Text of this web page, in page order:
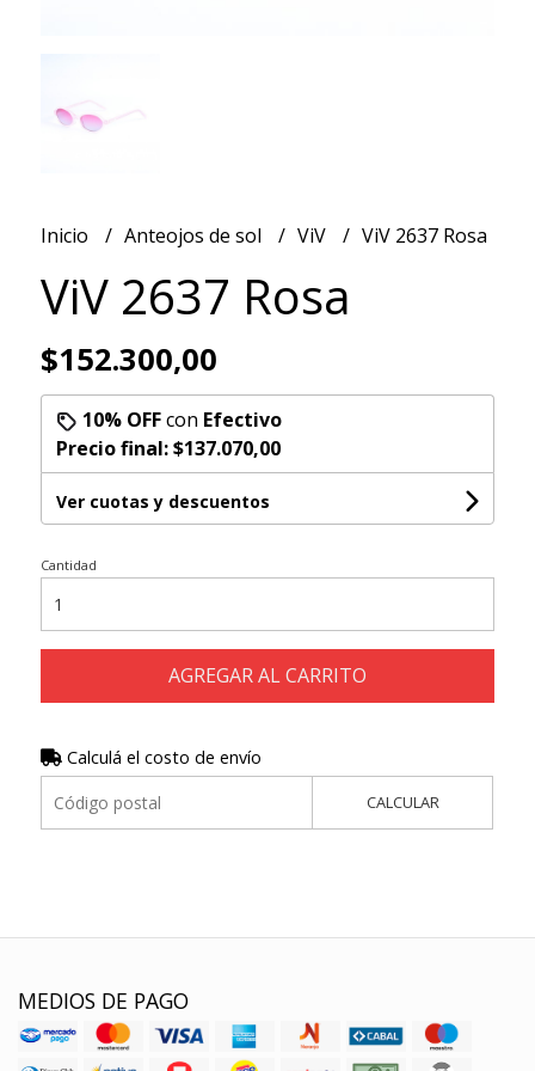
Inicio Anteojos de sol ViV ViV 2637 Rosa
ViV 2637 Rosa
$152.300,00
10% OFFcon Efectivo
Precio final:$137.070,00
Ver cuotas y descuentos
Cantidad
AGREGAR AL CARRITO
Calculá el costo de envío
CALCULAR
MEDIOS DE PAGO